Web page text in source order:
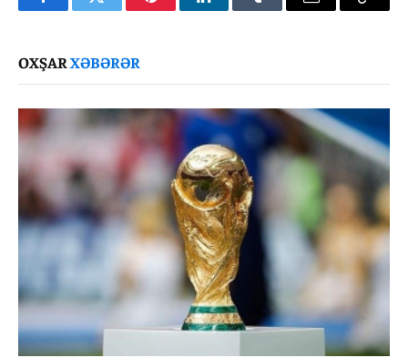
FacebookTwitter PinterestLinkedInTumblr Email
Copy
OXŞARXƏBƏRƏR